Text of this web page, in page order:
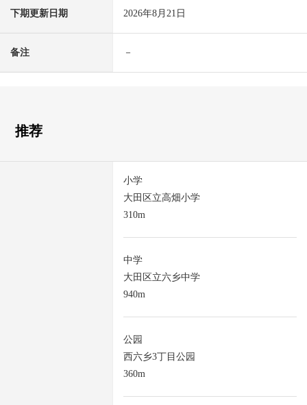
下期更新日期 2026年8月21日
备注 －
推荐
小学
大田区立高畑小学
310m
中学
大田区立六乡中学
940m
公园
西六乡3丁目公园
360m